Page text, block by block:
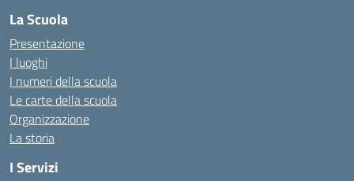
La Scuola
Presentazione
I luoghi
I numeri della scuola
Le carte della scuola
Organizzazione
La storia
I Servizi